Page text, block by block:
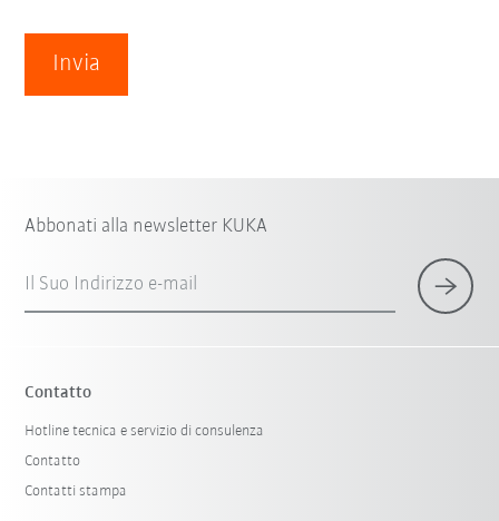
Invia
Abbonati alla newsletter KUKA
Il Suo Indirizzo e-mail
Contatto
Hotline tecnica e servizio di consulenza
Contatto
Contatti stampa